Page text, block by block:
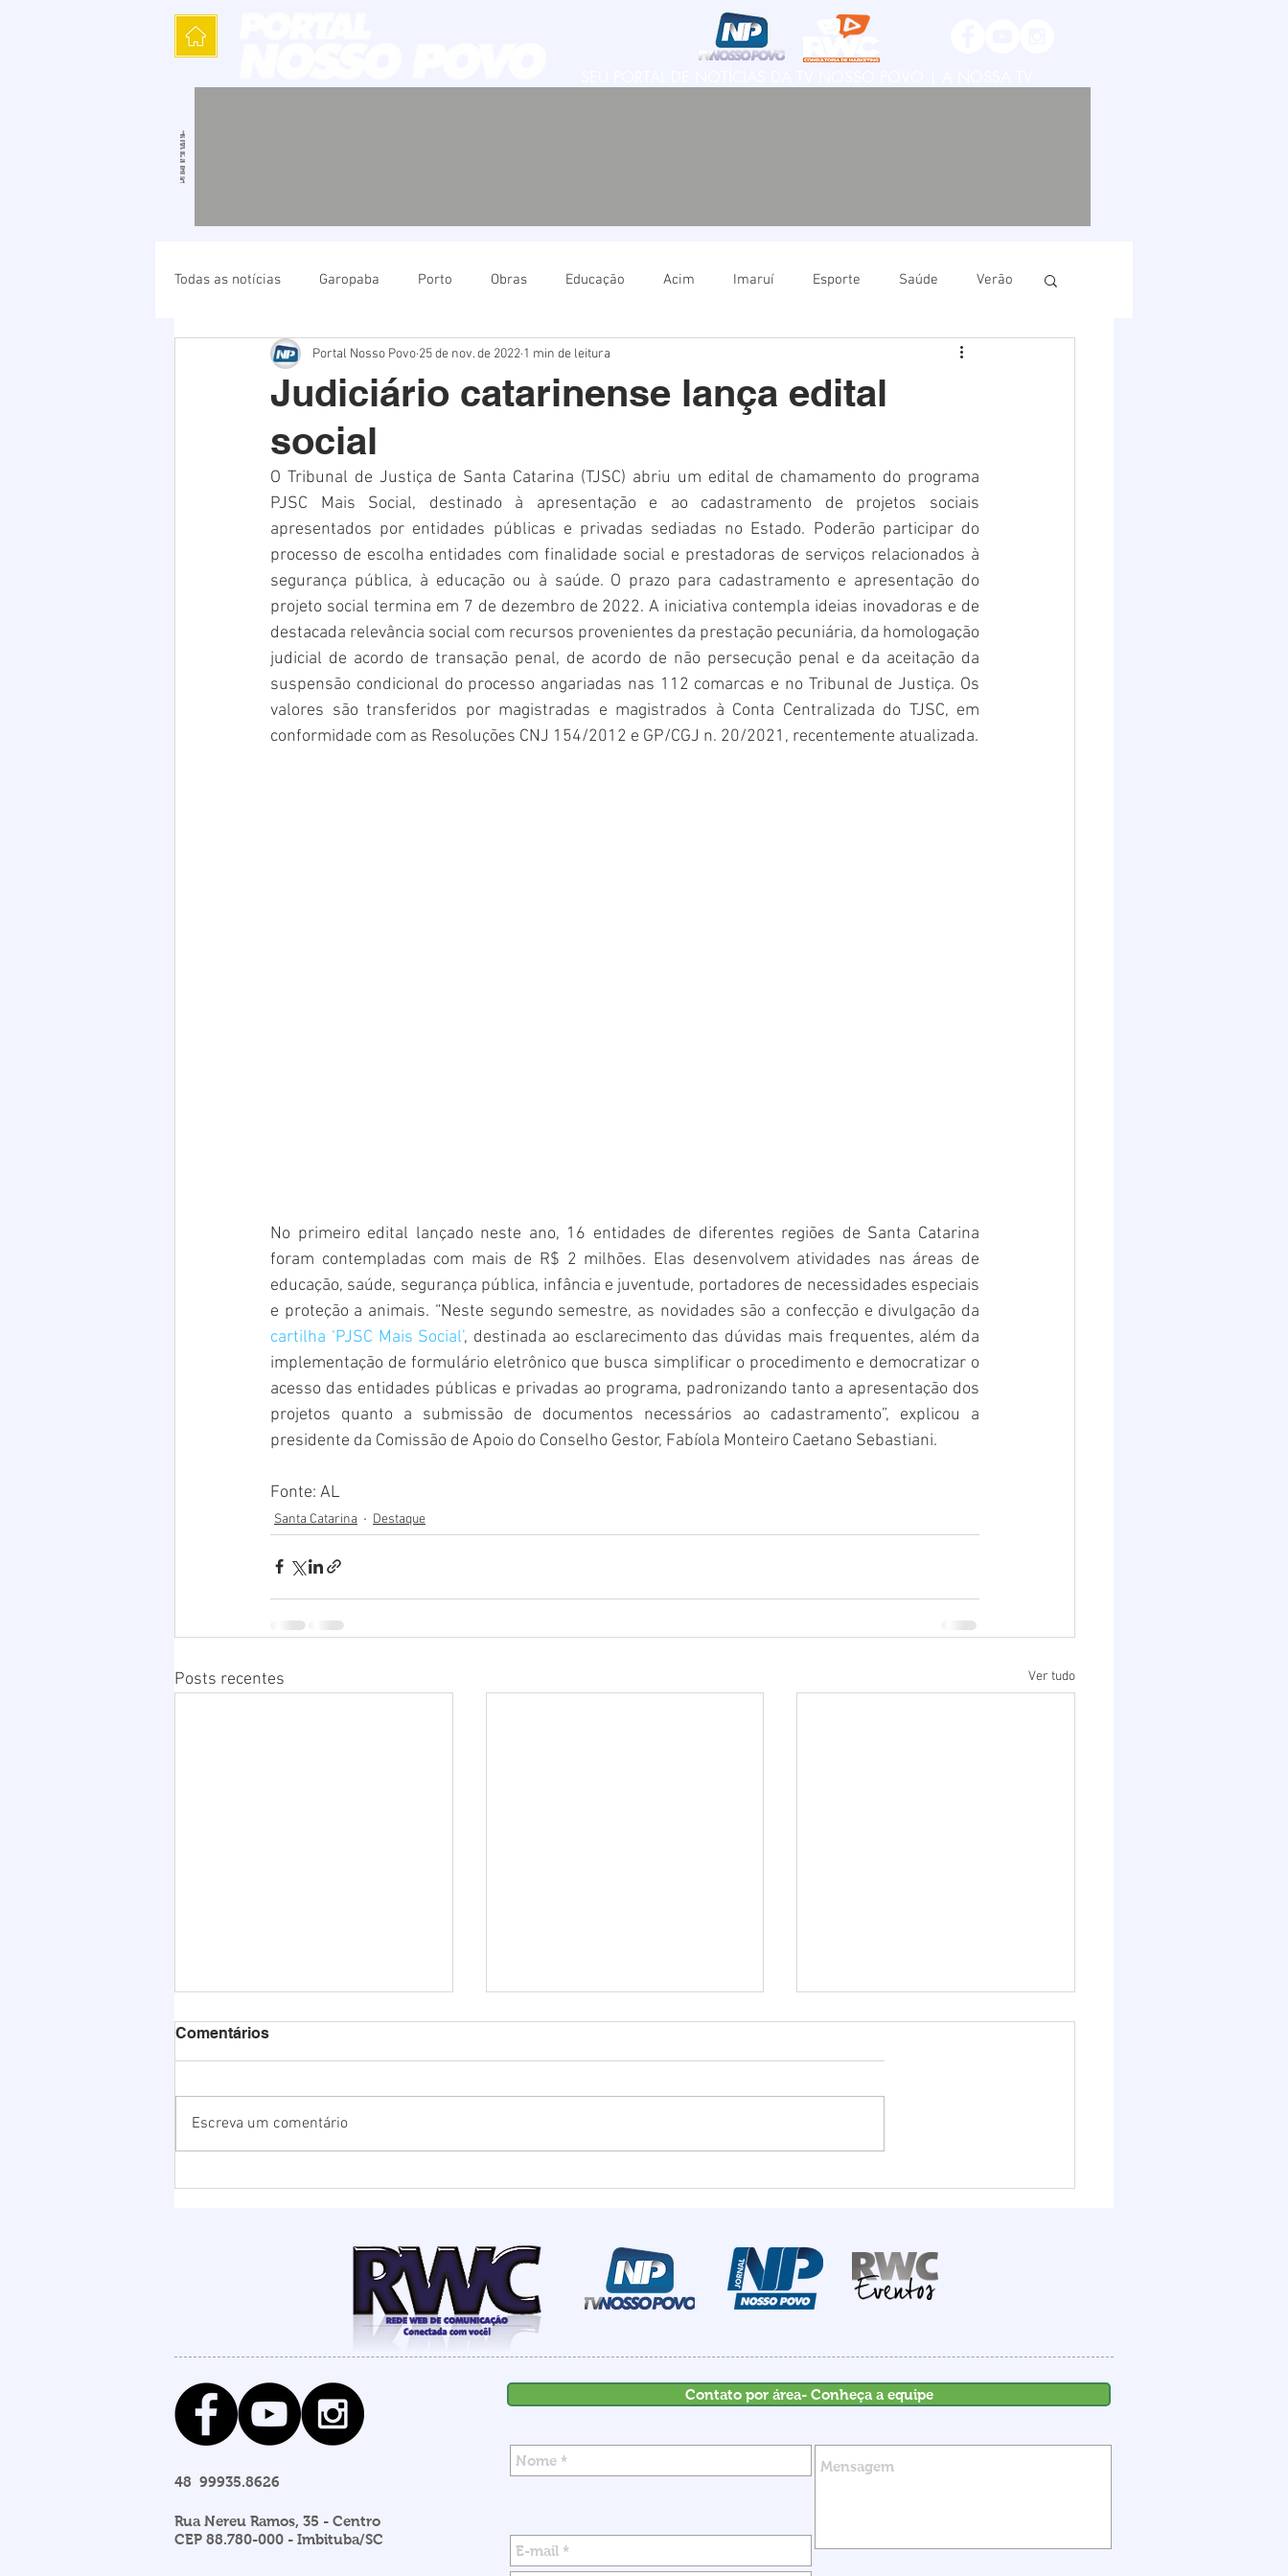
Todas as notícias Garopaba Porto Obras Educação Acim Imaruí Esporte Saúde Verão
Cultura Polícia Natureza Imbituba Imbituba
Verão Saúde
infraestrutura Natal PERDIDOS
Judiciário catarinense lança edital
social
Portal Nosso Povo 25 de nov. de 2022 1 min de leitura
O Tribunal de Justiça de Santa Catarina (TJSC) abriu um edital de chamamento do programa
PJSC Mais Social, destinado à apresentação ​e ao cadastramento de projetos sociais
apresentados por entidades públicas e privadas sediadas no Estado. Poderão participar do
processo de escolha entidades com finalidade social e prestadoras de serviços relacionados à
segurança pública, à educação ou à saúde. O prazo para cadastramento e apresentação do
projeto social termina em 7 de dezembro de 2022. A iniciativa contempla ideias inovadoras e de
destacada relevância social com recursos provenientes da prestação pecuniária, da homologação
judicial de acordo de transação penal, de acordo de não persecução penal e da aceitação da
suspensão condicional do processo angariadas nas 112 comarcas e no Tribunal de Justiça. Os
valores são transferidos por magistradas e magistrados à Conta Centralizada do TJSC, em
conformidade com as Resoluções CNJ 154/2012 e GP/CGJ n. 20/2021, recentemente atualizada.
No primeiro edital lançado neste ano, 16 entidades de diferentes regiões de Santa Catarina
foram contempladas com mais de R$ 2 milhões. Elas desenvolvem atividades nas áreas de
educação, saúde, segurança pública, infância e juventude, portadores de necessidades especiais
cartilha ‘PJSC Mais Social’, destinada ao esclarecimento das dúvidas mais frequentes, além da
implementação de formulário eletrônico que busca simplificar o procedimento e democratizar o
acesso das entidades públicas e privadas ao programa, padronizando tanto a apresentação dos
projetos quanto a submissão de documentos necessários ao cadastramento”, explicou a
presidente da Comissão de Apoio do Conselho Gestor, Fabíola Monteiro Caetano Sebastiani.
Fonte: AL
Santa Catarina Destaque
Posts recentes Ver tudo
homicídios para o mês de
maio em 18 anos
investimentos até 2030
Comentários
Escreva um comentário
Rua Nereu Ramos, 35 - Centro
CEP 88.780-000 - Imbituba/SC
48 99935.8626
Contato por área- Conheça a equipe